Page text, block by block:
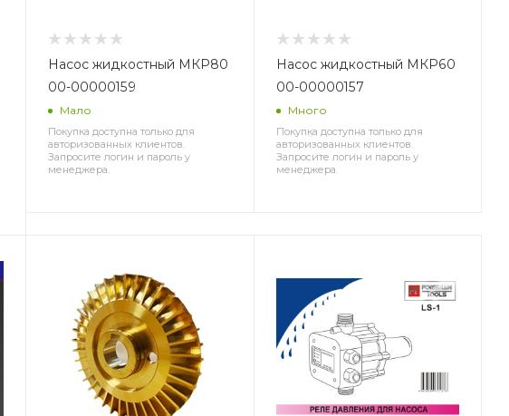
Насос жидкостный МКР80
00-00000159
Мало
Покупка доступна только для
авторизованных клиентов.
Запросите логин и пароль у
менеджера.
Насос жидкостный МКР60
00-00000157
Много
Покупка доступна только для
авторизованных клиентов.
Запросите логин и пароль у
менеджера.